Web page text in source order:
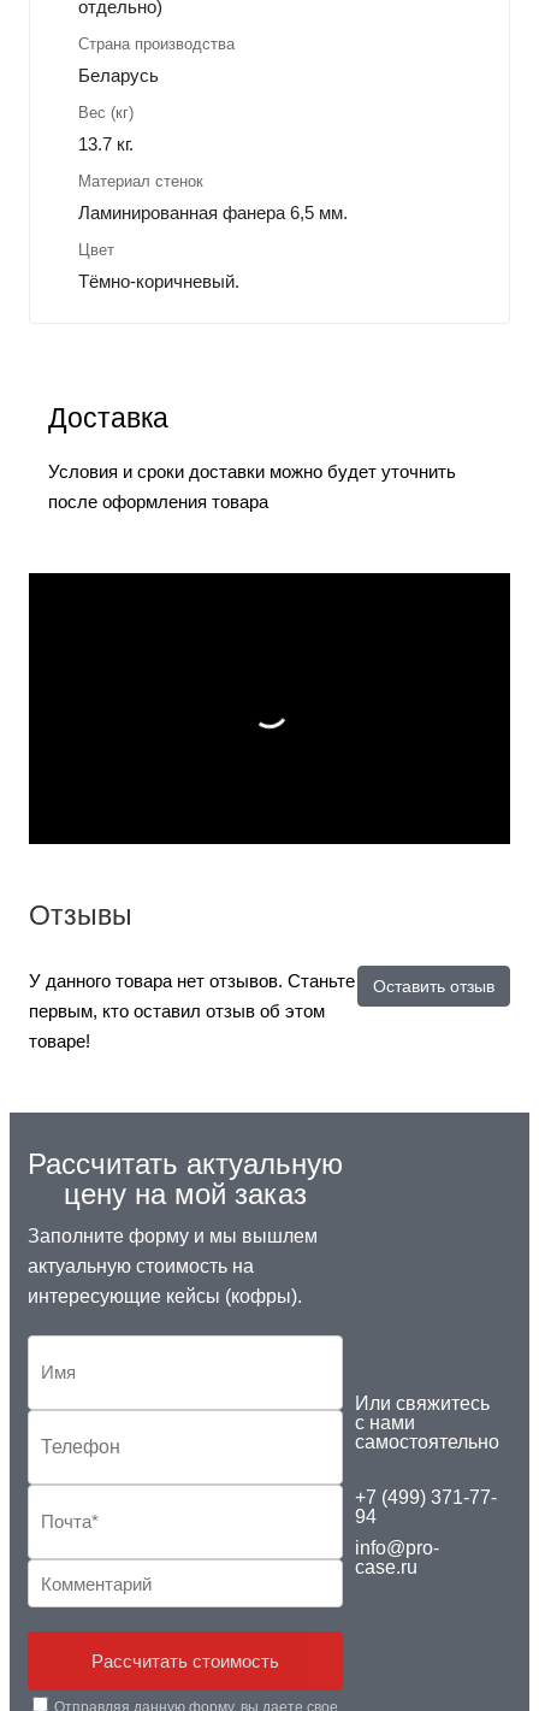
отдельно)
Страна производства
Беларусь
Вес (кг)
13.7 кг.
Материал стенок
Ламинированная фанера 6,5 мм.
Цвет
Тёмно-коричневый.
Доставка
Условия и сроки доставки можно будет уточнить
после оформления товара
Отзывы
Оставить отзыв
У данного товара нет отзывов. Станьте
первым, кто оставил отзыв об этом
товаре!
Рассчитать актуальную
цену на мой заказ
Заполните форму и мы вышлем
актуальную стоимость на
интересующие кейсы (кофры).
Рассчитать стоимость
Отправляя данную форму, вы даете свое
Или свяжитесь
с нами
самостоятельно
+7 (499) 371-77-
94
info@pro-
case.ru